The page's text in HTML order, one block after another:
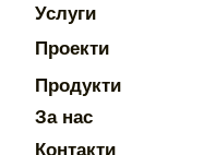
Услуги
Проекти
Продукти
За нас
Контакти